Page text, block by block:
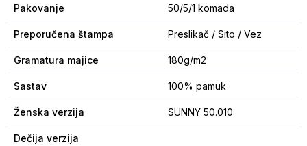
Pakovanje 50/5/1 komada
Preporučena štampa Preslikač / Sito / Vez
Gramatura majice 180g/m2
Sastav 100% pamuk
Ženska verzija SUNNY 50.010
Dečija verzija